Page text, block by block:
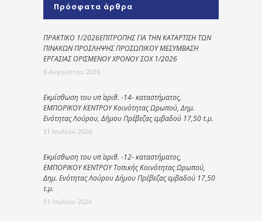
Πρόσφατα άρθρα
ΠΡΑΚΤΙΚΟ 1/2026ΕΠΙΤΡΟΠΗΣ ΓΙΑ ΤΗΝ ΚΑΤΑΡΤΙΣΗ ΤΩΝ
ΠΙΝΑΚΩΝ ΠΡΟΣΛΗΨΗΣ ΠΡΟΣΩΠΙΚΟΥ ΜΕΣΥΜΒΑΣΗ
ΕΡΓΑΣΙΑΣ ΟΡΙΣΜΕΝΟΥ ΧΡΟΝΟΥ ΣΟΧ 1/2026
6 Αυγούστου 2026
Εκμίσθωση του υπ΄ αριθ. -14- καταστήματος,
ΕΜΠΟΡΙΚΟΥ ΚΕΝΤΡΟΥ Κοινότητας Ωρωπού, Δημ.
Ενότητας Λούρου, Δήμου Πρέβεζας εμβαδού 17,50 τ.μ.
31 Ιουλίου 2026
Εκμίσθωση του υπ΄ αριθ. -12- καταστήματος,
ΕΜΠΟΡΙΚΟΥ ΚΕΝΤΡΟΥ Τοπικής Κοινότητας Ωρωπού,
Δημ. Ενότητας Λούρου Δήμου Πρέβεζας εμβαδού 17,50
τ.μ.
31 Ιουλίου 2026